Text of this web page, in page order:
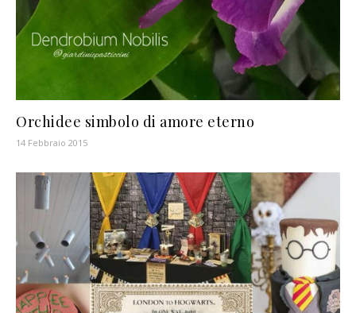
Orchidee simbolo di amore eterno
14 Febbraio 2015